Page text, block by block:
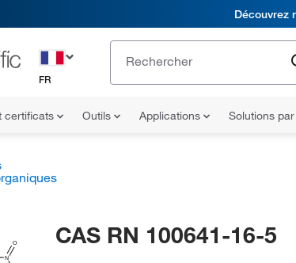
Découvrez
FR
certificats Outils Applications Solutions
N
O CAS RN 100641-16-5